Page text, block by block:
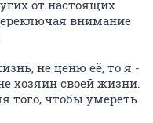
от настоящих
внимание
не ценю её, то я -
хозяин своей жизни.
того, чтобы умереть